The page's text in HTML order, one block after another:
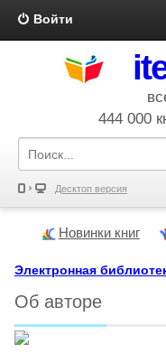
Войти
444 000
Десктоп версия
Новинки книг
Электронная
Об авторе